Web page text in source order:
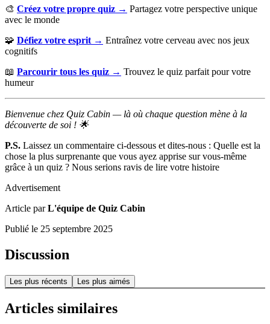
🎨 Créez votre propre quiz → Partagez votre perspective unique
avec le monde
🧩 Défiez votre esprit → Entraînez votre cerveau avec nos jeux
cognitifs
📖 Parcourir tous les quiz → Trouvez le quiz parfait pour votre
humeur
Bienvenue chez Quiz Cabin — là où chaque question mène à la
découverte de soi ! 🌟
P.S. Laissez un commentaire ci-dessous et dites-nous : Quelle est la
chose la plus surprenante que vous ayez apprise sur vous-même
grâce à un quiz ? Nous serions ravis de lire votre histoire
Advertisement
Article par L'équipe de Quiz Cabin
Publié le 25 septembre 2025
Discussion
Les plus récents Les plus aimés
Articles similaires